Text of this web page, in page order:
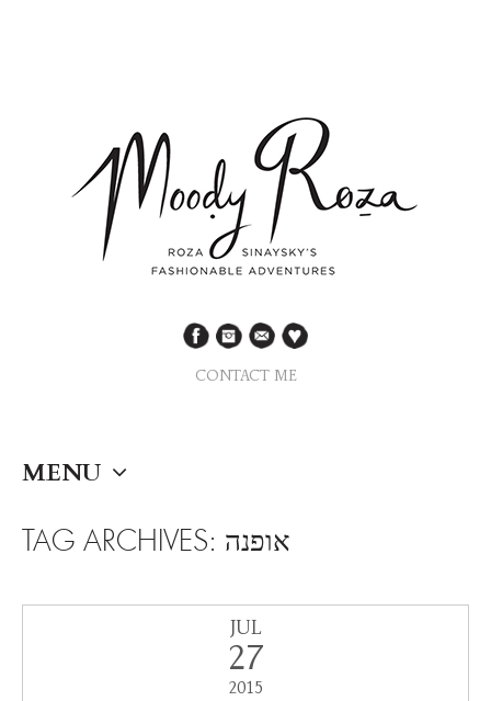
CONTACT ME
MENU
SKIP TO CONTENT
TAG ARCHIVES: אופנה
JUL
27
2015